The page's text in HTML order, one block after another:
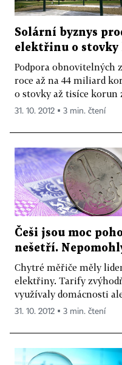
Solární byznys
elektřinu o stovky
Podpora obnovitelných
roce až na 44 miliard
o stovky až tisíce korun
31. 10. 2012 ▪ 3 min. čtení
Češi jsou moc
nešetří.
Chytré měřiče měly
elektřiny. Tarify
využívaly domácnosti
31. 10. 2012 ▪ 3 min. čtení